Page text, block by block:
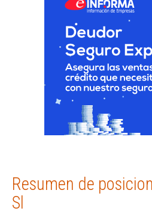
Resumen de
Sl